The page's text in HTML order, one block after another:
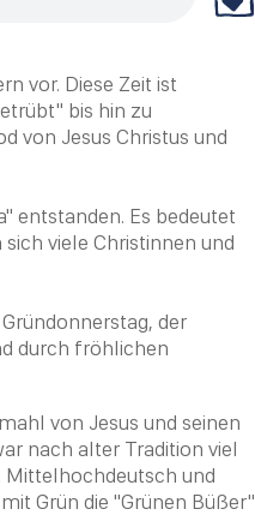
vor. Diese Zeit ist
bis hin zu
von Jesus Christus und
entstanden. Es bedeutet
sich viele Christinnen und
Gründonnerstag, der
durch fröhlichen
von Jesus und seinen
nach alter Tradition viel
Mittelhochdeutsch und
Grün die "Grünen Büßer"